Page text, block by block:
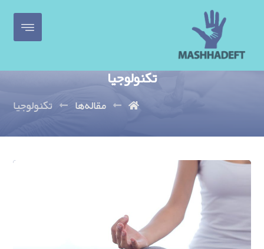
تكنولوجيا
مقاله‌ها تكنولوجيا